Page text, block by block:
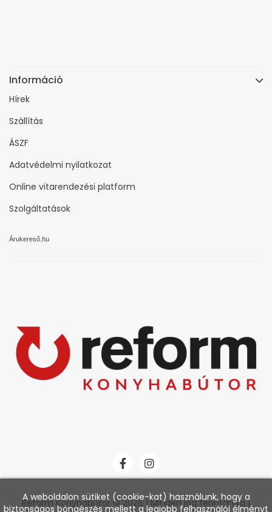
Információ
Hírek
Szállítás
ÁSZF
Adatvédelmi nyilatkozat
Online vitarendezési platform
Szolgáltatások
Árukereső.hu
Reform Konyhabútor © 2026 | Minden jog fenntartva |
A weboldalon sütiket (cookie-kat) használunk, hogy a
biztonságos böngészés mellett a legjobb felhasználói élményt